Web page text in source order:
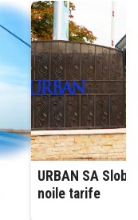
URBAN SA
noile tarife